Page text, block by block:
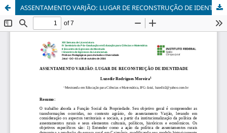
ASSENTAMENTO VARJÃO: LUGAR DE RECONSTRUÇÃO DE IDENTIDADE